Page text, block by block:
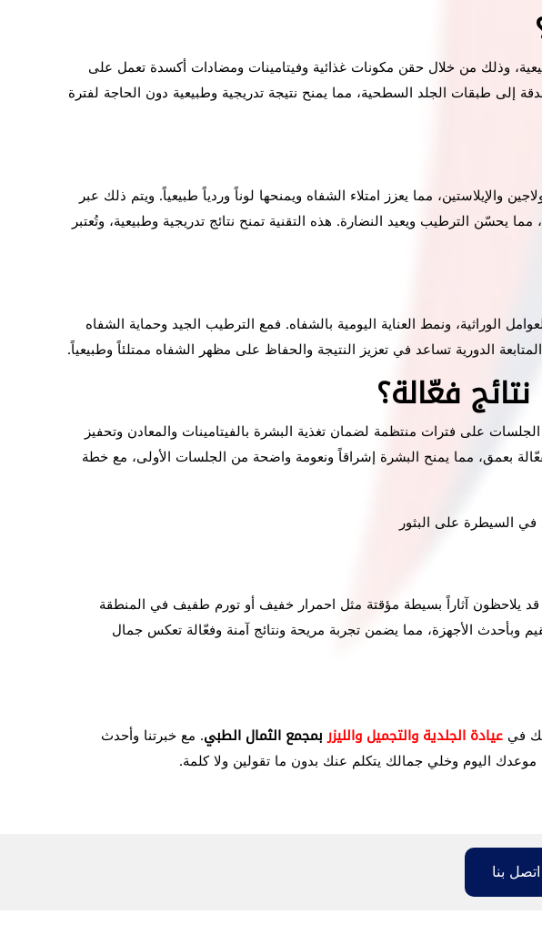
وذلك من خلال حقن مكونات غذائية وفيتامينات ومضادات أكسدة تعمل على
إلى طبقات الجلد السطحية، مما يمنح نتيجة تدريجية وطبيعية دون الحاجة لفترة
والإيلاستين، مما يعزز امتلاء الشفاه ويمنحها لوناً وردياً طبيعياً. ويتم ذلك عبر
الترطيب ويعيد النضارة. هذه التقنية تمنح نتائج تدريجية وطبيعية، وتُعتبر
الوراثية، ونمط العناية اليومية بالشفاه. فمع الترطيب الجيد وحماية الشفاه
الدورية تساعد في تعزيز النتيجة والحفاظ على مظهر الشفاه ممتلئاً وطبيعياً.
فعّالة؟
على فترات منتظمة لضمان تغذية البشرة بالفيتامينات والمعادن وتحفيز
بعمق، مما يمنح البشرة إشراقاً ونعومة واضحة من الجلسات الأولى، مع خطة
السيطرة على البثور
قد يلاحظون آثاراً بسيطة مؤقتة مثل احمرار خفيف أو تورم طفيف في المنطقة
وبأحدث الأجهزة، مما يضمن تجربة مريحة ونتائج آمنة وفعّالة تعكس جمال
في عيادة الجلدية والتجميل والليزربمجمع الثمال الطبي. مع خبرتنا وأحدث
موعدك اليوم وخلي جمالك يتكلم عنك بدون ما تقولين ولا كلمة.
اتصل بنا